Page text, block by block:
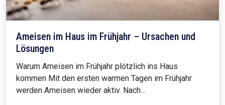
Ameisen im Haus im Frühjahr – Ursachen und
Lösungen
Warum Ameisen im Frühjahr plötzlich ins Haus
kommen Mit den ersten warmen Tagen im Frühjahr
werden Ameisen wieder aktiv. Nach…